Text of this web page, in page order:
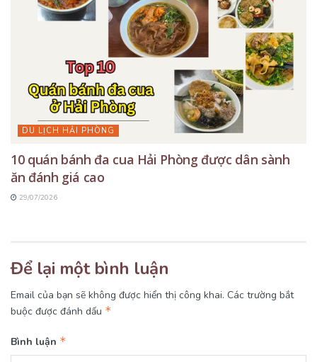
DU LỊCH HẢI PHÒNG
10 quán bánh đa cua Hải Phòng được dân sành
ăn đánh giá cao
29/07/2026
Để lại một bình luận
Email của bạn sẽ không được hiển thị công khai. Các trường bắt
buộc được đánh dấu *
Bình luận *